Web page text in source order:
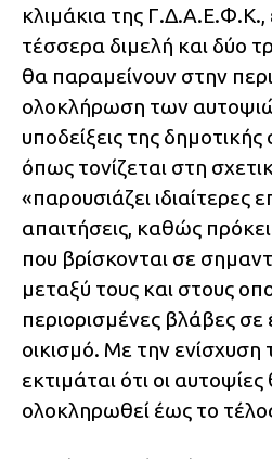
κλιμάκια της
τέσσερα διμελή και δύο
θα παραμείνουν στην
ολοκλήρωση των
υποδείξεις της
όπως τονίζεται στη
«παρουσιάζει ιδιαίτερες
απαιτήσεις, καθώς
που βρίσκονται σε
μεταξύ τους και στους
περιορισμένες βλάβες σε
οικισμό. Με την
εκτιμάται ότι οι
ολοκληρωθεί έως το